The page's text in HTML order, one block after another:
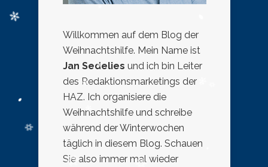
Willkommen auf dem Blog der
Weihnachtshilfe. Mein Name ist
Jan Sedelies und ich bin Leiter
des Redaktionsmarketings der
HAZ. Ich organisiere die
Weihnachtshilfe und schreibe
während der Winterwochen
täglich in diesem Blog. Schauen
Sie also immer mal wieder